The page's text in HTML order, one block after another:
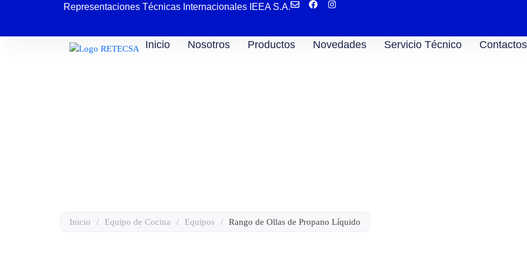
Representaciones Técnicas Internacionales IEEA S.A.
Inicio Nosotros Productos Novedades Servicio Técnico Contactos
Inicio / Equipo de Cocina / Equipos / Rango de Ollas de Propano Líquido